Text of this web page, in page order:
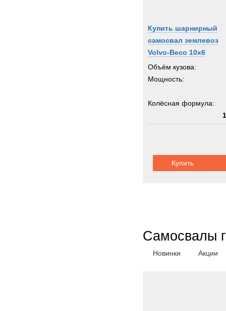
Купить шарнирный
самосвал землевоз
Volvo-Beco 10x6
Объём кузова:
Мощность:
Колёсная формула:
Купить
Самосвалы
Новинки Акции